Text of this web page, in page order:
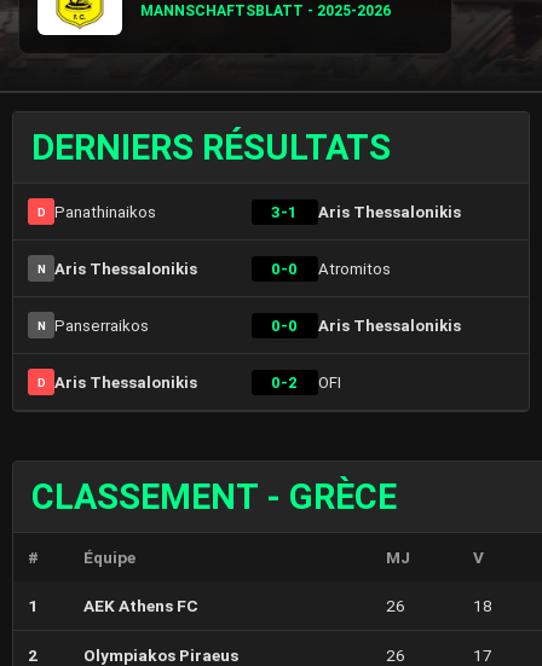
MANNSCHAFTSBLATT - 2025-2026
DERNIERS RÉSULTATS
D Panathinaikos 3-1 Aris Thessalonikis
N Aris Thessalonikis 0-0 Atromitos
N Panserraikos 0-0 Aris Thessalonikis
D Aris Thessalonikis 0-2 OFI
CLASSEMENT - GRÈCE
# Équipe MJ V
1 AEK Athens FC 26 18
2 Olympiakos Piraeus 26 17